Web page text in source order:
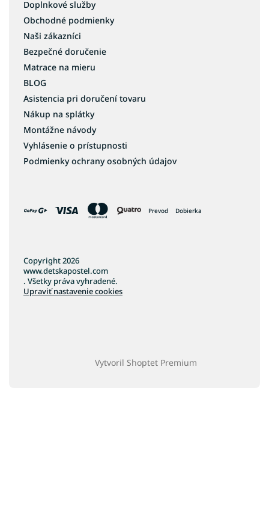
Doplnkové služby
Obchodné podmienky
Naši zákazníci
Bezpečné doručenie
Matrace na mieru
BLOG
Asistencia pri doručení tovaru
Nákup na splátky
Montážne návody
Vyhlásenie o prístupnosti
Podmienky ochrany osobných údajov
Prevod Dobierka
Vytvoril Shoptet Premium
Copyright 2026
www.detskapostel.com
. Všetky práva vyhradené.
Upraviť nastavenie cookies